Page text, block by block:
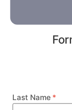
Last Name